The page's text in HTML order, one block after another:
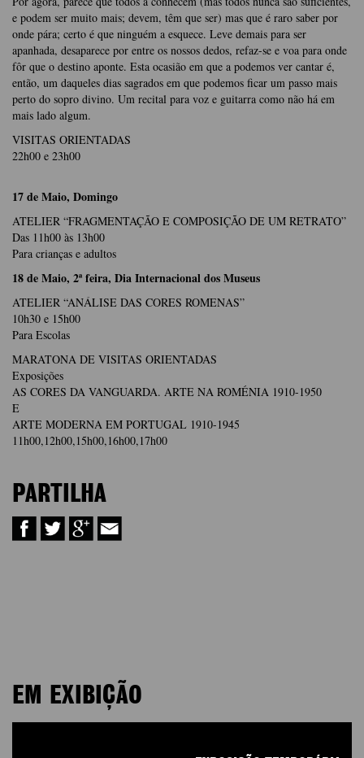
e podem ser muito mais; devem, têm que ser) mas que é raro saber por
onde pára; certo é que ninguém a esquece. Leve demais para ser
apanhada, desaparece por entre os nossos dedos, refaz-se e voa para onde
fôr que o destino aponte. Esta ocasião em que a podemos ver cantar é,
então, um daqueles dias sagrados em que podemos ficar um passo mais
perto do sopro divino. Um recital para voz e guitarra como não há em
mais lado algum.
VISITAS ORIENTADAS
22h00 e 23h00
17 de Maio, Domingo
ATELIER “FRAGMENTAÇÃO E COMPOSIÇÃO DE UM RETRATO”
Das 11h00 às 13h00
Para crianças e adultos
18 de Maio, 2ª feira, Dia Internacional dos Museus
ATELIER “ANÁLISE DAS CORES ROMENAS”
10h30 e 15h00
Para Escolas
MARATONA DE VISITAS ORIENTADAS
Exposições
AS CORES DA VANGUARDA. ARTE NA ROMÉNIA 1910-1950
E
ARTE MODERNA EM PORTUGAL 1910-1945
11h00,12h00,15h00,16h00,17h00
PARTILHA
EM EXIBIÇÃO